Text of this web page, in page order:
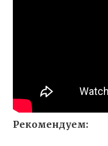
Рекомендуем: